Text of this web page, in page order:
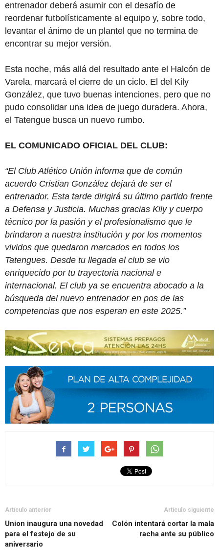
entrenador deberá asumir con el desafío de
reordenar futbolísticamente al equipo y, sobre todo,
levantar el ánimo de un plantel que no termina de
encontrar su mejor versión.
Esta noche, más allá del resultado ante el Halcón de
Varela, marcará el cierre de un ciclo. El del Kily
González, que tuvo buenas intenciones, pero que no
pudo consolidar una idea de juego duradera. Ahora,
el Tatengue busca un nuevo rumbo.
EL COMUNICADO OFICIAL DEL CLUB:
“El Club Atlético Unión informa que de común
acuerdo Cristian González dejará de ser el
entrenador. Esta tarde dirigirá su último partido frente
a Defensa y Justicia. Muchas gracias Kily y cuerpo
técnico por la pasión y el profesionalismo que le
brindaron a nuestra institución y por los momentos
vividos que quedaron marcados en todos los
Tatengues. Desde tu llegada el club se vio
enriquecido por tu trayectoria nacional e
internacional. El club ya se encuentra abocado a la
búsqueda del nuevo entrenador en pos de las
competencias que nos esperan en este 2025.”
Artículo anterior
Union inaugura una novedad
para el festejo de su
aniversario
Artículo siguiente
Colón intentará cortar la mala
racha ante su público